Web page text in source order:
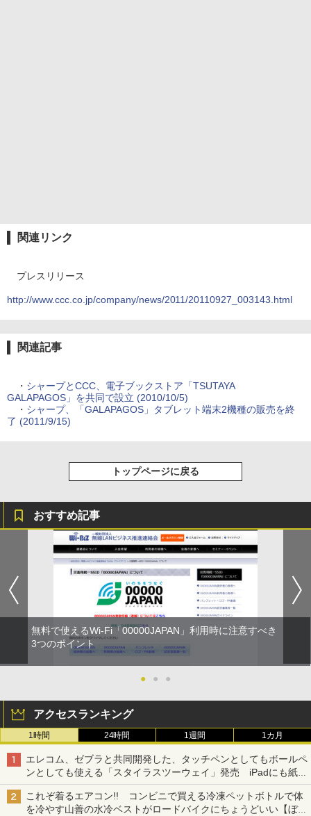
関連リンク
プレスリリース
http://www.ccc.co.jp/company/news/2011/20110927_003143.html
関連記事
・ シャープとCCC、電子ブックストア「TSUTAYA
GALAPAGOS」を共同で設立 (2010/10/5)
・ シャープ、「GALAPAGOS」タブレット端末2機種の販売を終
了 (2011/9/15)
トップページに戻る
おすすめ記事
無料で使えるWi-Fi「00000JAPAN」利用時に注意すべき
3つのポイント
● ● ●
アクセスランキング
1時間 24時間 1週間 1カ月
エレコム、ゼブラと共同開発した、タッチペンとしてもボールペ
ンとしても使える「スタイラスツーウェイ」発売 iPadにも紙に
も、持ち替えずに書き込める
これぞ着るエアコン!! コンビニで買える冷凍ペットボトルで体
を冷やす山善の水冷ベストがロードバイクにちょうどいい【ぼっ